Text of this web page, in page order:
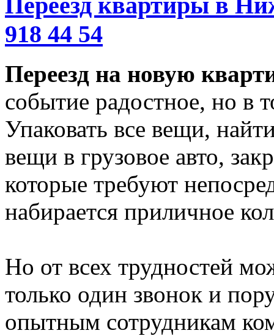
918 44 54
Переезд на новую
событие радостное, но в
Упаковать все вещи,
вещи в грузовое авто,
которые требуют
набирается приличное
Но от всех трудностей
только один звонок и
опытным сотрудникам